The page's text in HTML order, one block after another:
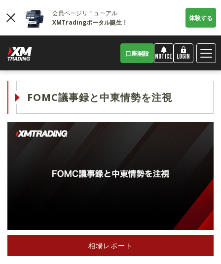
会員ページリニューアル
XMTradingポータル誕生！
体験する
口座開設 NOTICE LOGIN
FOMC議事録と中東情勢を注視
相場レポート